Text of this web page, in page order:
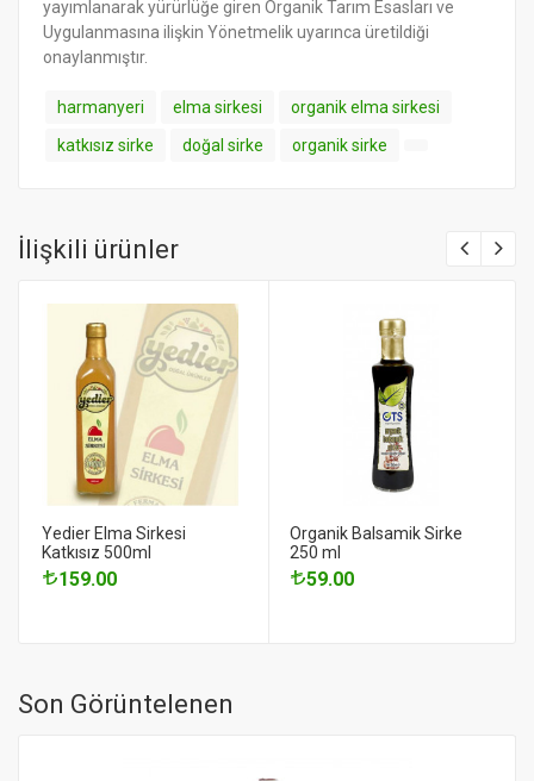
yayımlanarak yürürlüğe giren Organik Tarım Esasları ve
Uygulanmasına ilişkin Yönetmelik uyarınca üretildiği
onaylanmıştır.
harmanyeri elma sirkesi
organik elma sirkesi
katkısız sirke
doğal sirke organik sirke
İlişkili ürünler
Yedier Elma Sirkesi
Katkısız 500ml
159.00
Organik Balsamik Sirke
250 ml
59.00
Son Görüntelenen